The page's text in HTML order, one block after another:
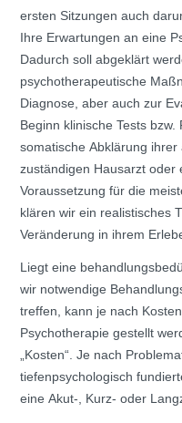
ersten Sitzungen auch
Ihre Erwartungen an eine
Dadurch soll abgeklärt
psychotherapeutische
Diagnose, aber auch zur
Beginn klinische Tests
somatische Abklärung
zuständigen Hausarzt oder
Voraussetzung für die
klären wir ein realistisches
Veränderung in ihrem
Liegt eine
wir notwendige
treffen, kann je nach
Psychotherapie gestellt
„Kosten“. Je nach
tiefenpsychologisch
eine Akut-, Kurz- oder